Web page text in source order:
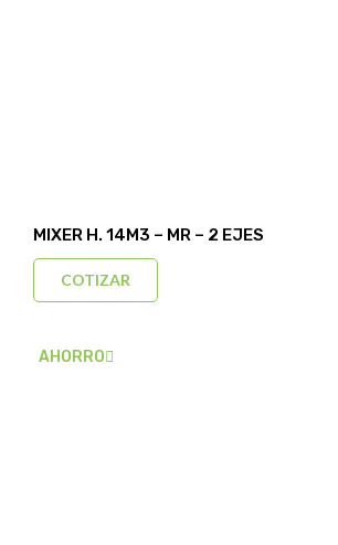
MIXER H. 14M3 – MR – 2 EJES
COTIZAR
AHORRO